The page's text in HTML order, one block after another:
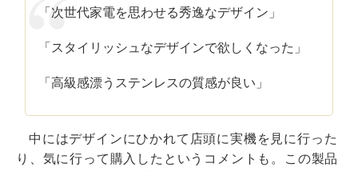
「次世代家電を思わせる秀逸なデザイン」
「スタイリッシュなデザインで欲しくなった」
「高級感漂うステンレスの質感が良い」
中にはデザインにひかれて店頭に実機を見に行った
り、気に行って購入したというコメントも。この製品